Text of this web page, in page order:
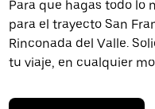
Para que hagas todo lo
para el trayecto San
Rinconada del Valle.
tu viaje, en cualquier